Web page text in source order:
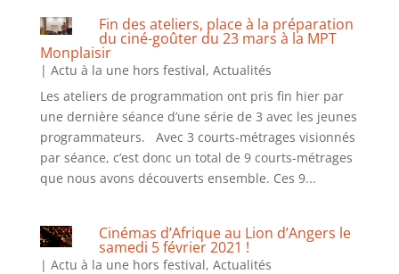
Fin des ateliers, place à la préparation
du ciné-goûter du 23 mars à la MPT
Monplaisir
| Actu à la une hors festival, Actualités
Les ateliers de programmation ont pris fin hier par
une dernière séance d’une série de 3 avec les jeunes
programmateurs. Avec 3 courts-métrages visionnés
par séance, c’est donc un total de 9 courts-métrages
que nous avons découverts ensemble. Ces 9...
Cinémas d’Afrique au Lion d’Angers le
samedi 5 février 2021 !
| Actu à la une hors festival, Actualités